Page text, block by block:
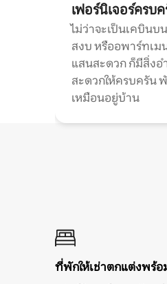
เฟอร์นิเจอร์ครบ
ไม่ว่าจะเป็นเคบินบ
สงบ หรืออพาร์ทเม
แสนสะดวก ก็มีสิ่งอ
สะดวกให้ครบครัน
เหมือนอยู่บ้าน
ที่พักให้เช่าตกแต่งพร้อ